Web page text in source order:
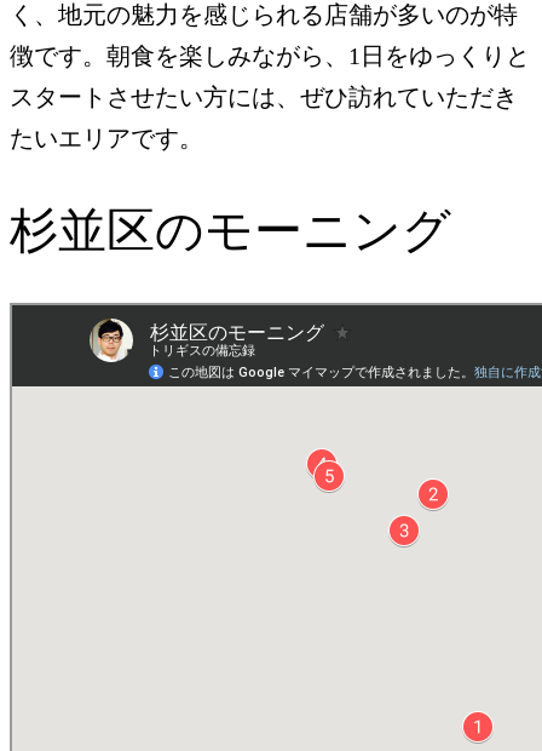
く、地元の魅力を感じられる店舗が多いのが特
徴です。朝食を楽しみながら、1日をゆっくりと
スタートさせたい方には、ぜひ訪れていただき
たいエリアです。
杉並区のモーニング